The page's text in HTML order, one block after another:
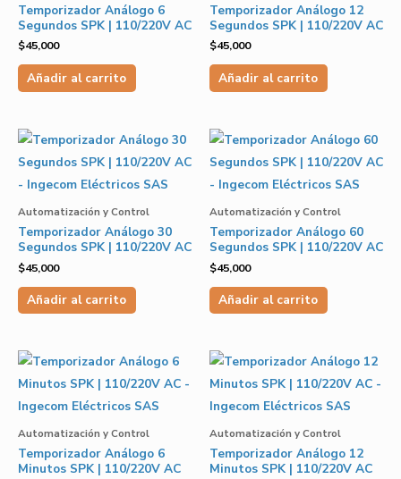
Temporizador Análogo 6
Segundos SPK | 110/220V AC
$45,000
Añadir al carrito
Temporizador Análogo 12
Segundos SPK | 110/220V AC
$45,000
Añadir al carrito
Automatización y Control
Temporizador Análogo 30
Segundos SPK | 110/220V AC
$45,000
Añadir al carrito
Automatización y Control
Temporizador Análogo 60
Segundos SPK | 110/220V AC
$45,000
Añadir al carrito
Automatización y Control
Temporizador Análogo 6
Minutos SPK | 110/220V AC
Automatización y Control
Temporizador Análogo 12
Minutos SPK | 110/220V AC